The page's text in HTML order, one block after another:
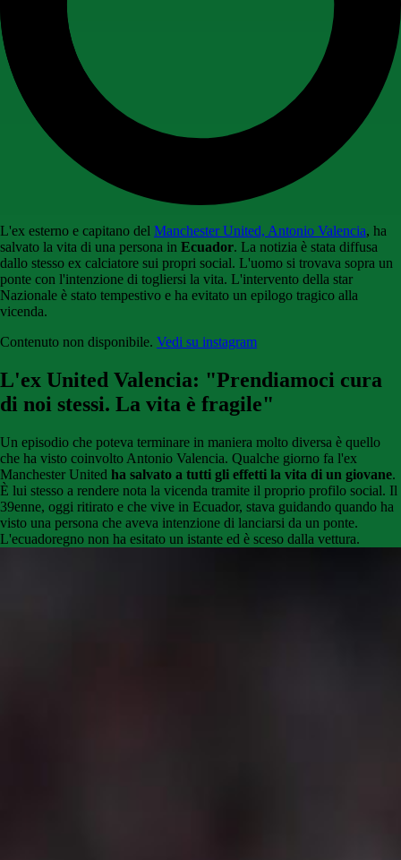
L'ex esterno e capitano del Manchester United, Antonio Valencia, ha
salvato la vita di una persona in Ecuador. La notizia è stata diffusa
dallo stesso ex calciatore sui propri social. L'uomo si trovava sopra un
ponte con l'intenzione di togliersi la vita. L'intervento della star
Nazionale è stato tempestivo e ha evitato un epilogo tragico alla
vicenda.
Contenuto non disponibile. Vedi su instagram
L'ex United Valencia: "Prendiamoci cura
di noi stessi. La vita è fragile"
Un episodio che poteva terminare in maniera molto diversa è quello
che ha visto coinvolto Antonio Valencia. Qualche giorno fa l'ex
Manchester United ha salvato a tutti gli effetti la vita di un giovane.
È lui stesso a rendere nota la vicenda tramite il proprio profilo social. Il
39enne, oggi ritirato e che vive in Ecuador, stava guidando quando ha
visto una persona che aveva intenzione di lanciarsi da un ponte.
L'ecuadoregno non ha esitato un istante ed è sceso dalla vettura.